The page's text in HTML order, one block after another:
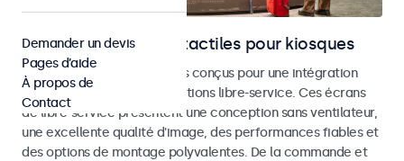
Moniteurs et écrans tactiles pour kiosques
Moniteurs et écrans tactiles conçus pour une intégration
dans les kiosques et les solutions libre-service. Ces écrans
de libre-service présentent une conception sans ventilateur,
une excellente qualité d'image, des performances fiables et
des options de montage polyvalentes. De la commande et
Demander un devis
Pages d’aide
À propos de
Contact